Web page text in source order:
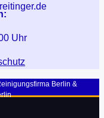
Uhr
Berlin &